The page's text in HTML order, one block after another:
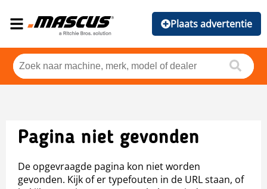
Plaats advertentie
Pagina niet gevonden
De opgevraagde pagina kon niet worden
gevonden. Kijk of er typefouten in de URL staan, of